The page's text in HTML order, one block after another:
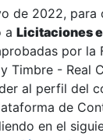
de 2022, para
a Licitaciones
por la
Timbre - Real
al perfil del
de
en el